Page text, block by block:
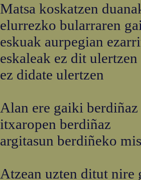
Matsa koskatzen
elurrezko bularraren
eskuak aurpegian
eskaleak ez dit ulertzen
ez didate ulertzen
Alan ere gaiki berdiñaz
itxaropen berdiñaz
argitasun berdiñeko
Atzean uzten ditut